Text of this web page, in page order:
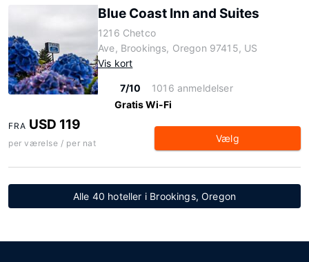
Blue Coast Inn and Suites
1216 Chetco
Ave, Brookings, Oregon 97415, US
Vis kort
7/10
1016 anmeldelser
Gratis Wi-Fi
FRA USD 119
per værelse / per nat Vælg
Alle 40 hoteller i Brookings, Oregon